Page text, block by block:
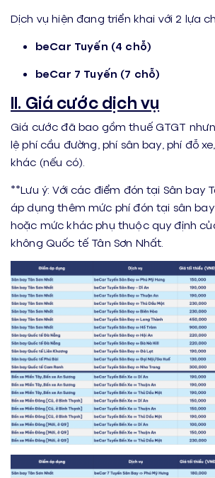
Dịch vụ hiện đang triển khai với 2 lựa
beCar Tuyến (4 chỗ)
beCar 7 Tuyến (7 chỗ)
II. Giá cước dịch vụ
Giá cước đã bao gồm thuế GTGT
lệ phí cầu đường, phí sân bay, phí đỗ
khác (nếu có).
**Lưu ý: Với các điểm đón tại Sân bay
áp dụng thêm mức phí đón tại sân
hoặc mức khác phụ thuộc quy định
không Quốc tế Tân Sơn Nhất.